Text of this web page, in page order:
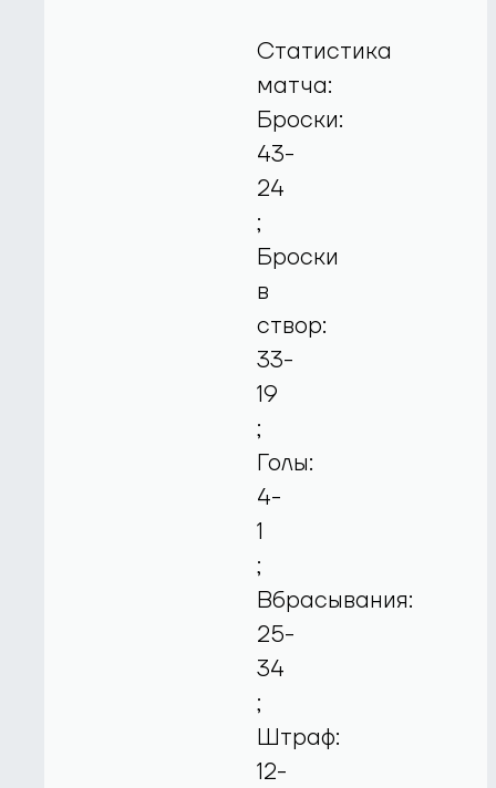
Статистика
матча:
Броски:
43-
24
;
Броски
в
створ:
33-
19
;
Голы:
4-
1
;
Вбрасывания:
25-
34
;
Штраф:
12-